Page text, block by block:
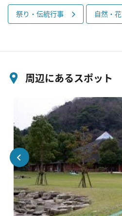
祭り・伝統行事 自然・花
周辺にあるスポット